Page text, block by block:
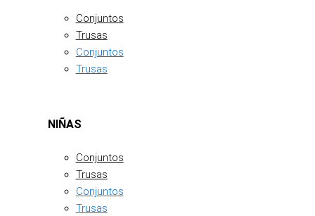
Conjuntos
Trusas
Conjuntos
Trusas
NIÑAS
Conjuntos
Trusas
Conjuntos
Trusas